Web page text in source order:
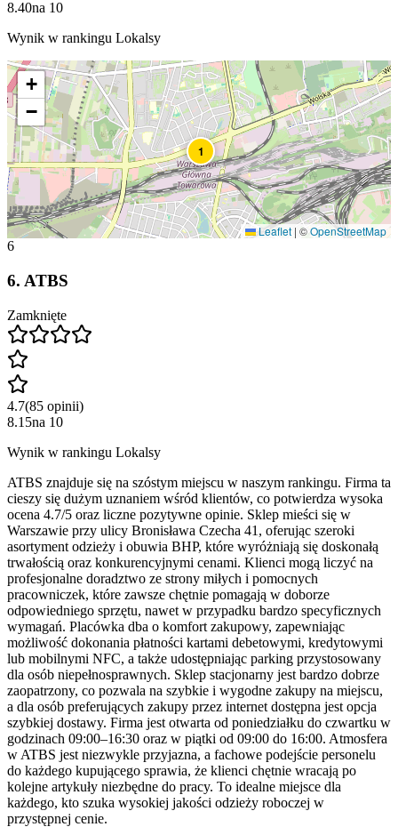
8.40na 10
Wynik w rankingu Lokalsy
1
+
−
Leaflet | ©OpenStreetMap
6
6. ATBS
Zamknięte
4.7(85 opinii)
8.15na 10
Wynik w rankingu Lokalsy
ATBS znajduje się na szóstym miejscu w naszym rankingu. Firma ta
cieszy się dużym uznaniem wśród klientów, co potwierdza wysoka
ocena 4.7/5 oraz liczne pozytywne opinie. Sklep mieści się w
Warszawie przy ulicy Bronisława Czecha 41, oferując szeroki
asortyment odzieży i obuwia BHP, które wyróżniają się doskonałą
trwałością oraz konkurencyjnymi cenami. Klienci mogą liczyć na
profesjonalne doradztwo ze strony miłych i pomocnych
pracowniczek, które zawsze chętnie pomagają w doborze
odpowiedniego sprzętu, nawet w przypadku bardzo specyficznych
wymagań. Placówka dba o komfort zakupowy, zapewniając
możliwość dokonania płatności kartami debetowymi, kredytowymi
lub mobilnymi NFC, a także udostępniając parking przystosowany
dla osób niepełnosprawnych. Sklep stacjonarny jest bardzo dobrze
zaopatrzony, co pozwala na szybkie i wygodne zakupy na miejscu,
a dla osób preferujących zakupy przez internet dostępna jest opcja
szybkiej dostawy. Firma jest otwarta od poniedziałku do czwartku w
godzinach 09:00–16:30 oraz w piątki od 09:00 do 16:00. Atmosfera
w ATBS jest niezwykle przyjazna, a fachowe podejście personelu
do każdego kupującego sprawia, że klienci chętnie wracają po
kolejne artykuły niezbędne do pracy. To idealne miejsce dla
każdego, kto szuka wysokiej jakości odzieży roboczej w
przystępnej cenie.